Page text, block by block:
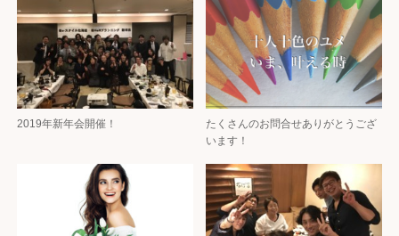
2019年新年会開催！
たくさんのお問合せありがとうござ
います！